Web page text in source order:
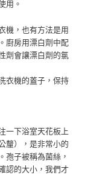
用。
機，也有方法是用
廚房用漂白劑中配
劑會讓漂白劑的氯
衣機的蓋子，保持
一下浴室天花板上
釐），是非常小的
孢子被稱為菌絲，
認的大小，我們才